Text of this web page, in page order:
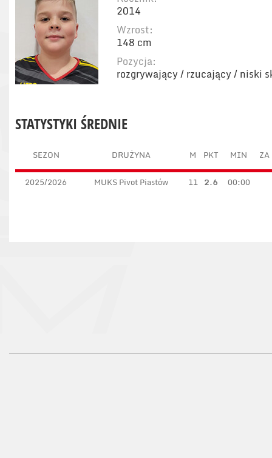
2014
Wzrost:
148 cm
Pozycja:
rozgrywający / rzucający / niski
STATYSTYKI ŚREDNIE
SEZON DRUŻYNA M PKT MIN ZA
2025/2026 MUKS Pivot Piastów 11 2.6 00:00